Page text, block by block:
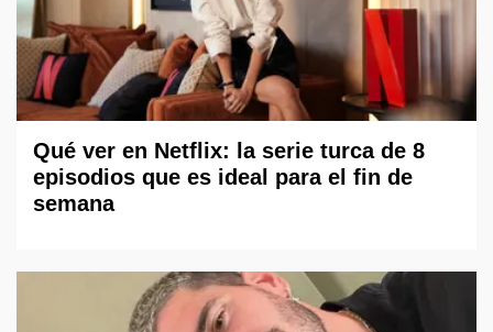
Qué ver en Netflix: la serie turca de 8
episodios que es ideal para el fin de
semana